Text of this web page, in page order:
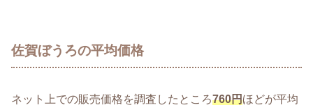
佐賀ぼうろの平均価格
ネット上での販売価格を調査したところ760円ほどが平均